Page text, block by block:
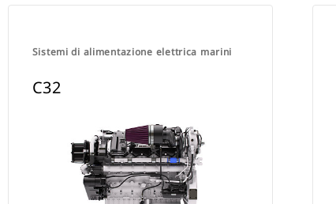
Sistemi di alimentazione elettrica marini
C32